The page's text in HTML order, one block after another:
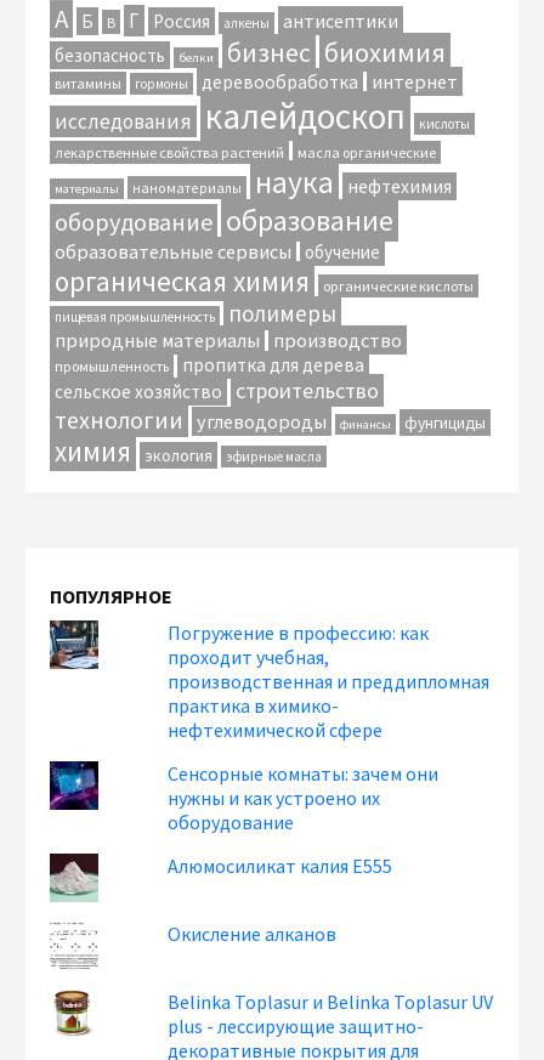
А Б В Г Россия алкены антисептики
безопасность белки бизнес биохимия
витамины гормоны деревообработка интернет
исследования калейдоскоп кислоты
лекарственные свойства растений масла органические
материалы наноматериалы наука нефтехимия
оборудование образование
образовательные сервисы обучение
органическая химия органические кислоты
пищевая промышленность полимеры
природные материалы производство
промышленность
пропитка для дерева
сельское хозяйство
строительство
технологии углеводороды финансы фунгициды
химия экология эфирные масла
ПОПУЛЯРНОЕ
Погружение в профессию: как
проходит учебная,
производственная и преддипломная
практика в химико-
нефтехимической сфере
Сенсорные комнаты: зачем они
нужны и как устроено их
оборудование
Алюмосиликат калия Е555
Окисление алканов
Belinka Toplasur и Belinka Toplasur UV
plus - лессирующие защитно-
декоративные покрытия для